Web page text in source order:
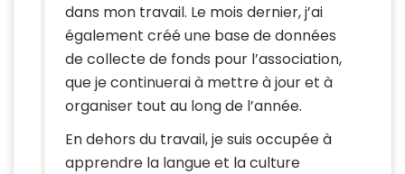
dans mon travail. Le mois dernier, j’ai
également créé une base de données
de collecte de fonds pour l’association,
que je continuerai à mettre à jour et à
organiser tout au long de l’année.
En dehors du travail, je suis occupée à
apprendre la langue et la culture